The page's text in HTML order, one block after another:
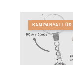
KAMPANYALI